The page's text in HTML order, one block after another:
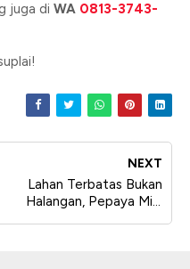
juga di WA 0813-3743-
NEXT
Lahan Terbatas Bukan
Halangan, Pepaya Mini